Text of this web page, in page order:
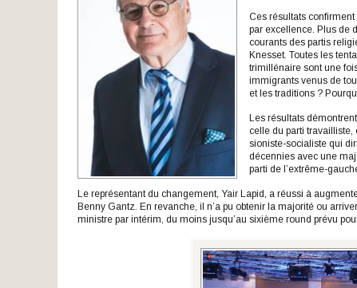
Ces résultats confirment
par excellence. Plus de
courants des partis
Knesset. Toutes les
trimillénaire sont une
immigrants venus de
et les traditions ?
Les résultats
celle du parti travailliste,
sioniste-socialiste qui
décennies avec une
parti de l’extrême-
Le représentant du changement, Yair Lapid, a réussi à
Benny Gantz. En revanche, il n’a pu obtenir la majorité ou
ministre par intérim, du moins jusqu’au sixième round prévu